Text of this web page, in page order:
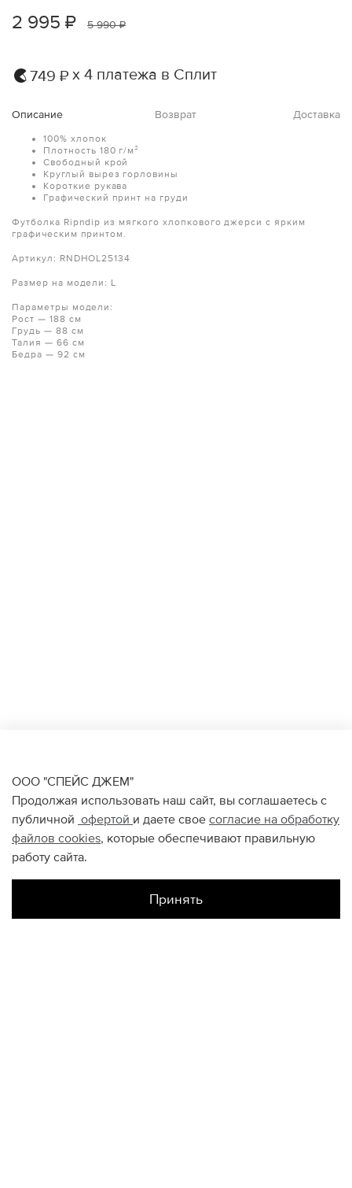
2 995 ₽ 5 990 ₽
749 ₽ х 4 платежа в Сплит
Описание Возврат Доставка
100% хлопок
Плотность 180 г/м²
Свободный крой
Круглый вырез горловины
Короткие рукава
Графический принт на груди
Футболка Ripndip из мягкого хлопкового джерси с ярким
графическим принтом.
Артикул: RNDHOL25134
Размер на модели: L
Параметры модели:
Рост — 188 см
Грудь — 88 см
Талия — 66 см
Бедра — 92 см
ООО "СПЕЙС ДЖЕМ"
Продолжая использовать наш сайт, вы соглашаетесь с
публичной офертой и даете свое согласие на обработку
файлов cookies, которые обеспечивают правильную
работу сайта.
Принять